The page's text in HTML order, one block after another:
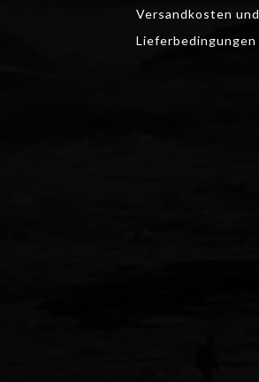
Versandkosten und
Lieferbedingungen